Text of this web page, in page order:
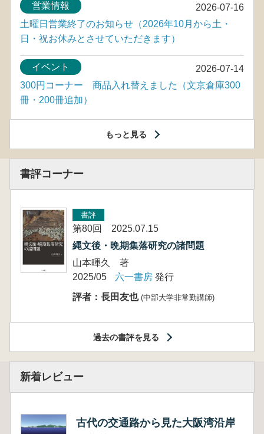
2026-07-16
営業情報
土曜日営業終了のお知らせ（2026年10月から土・
日・祝お休みとさせていただきます）
2026-07-14
イベント
300円コーナー 商品入れ替えました（文京倉庫300
冊・200冊追加）
もっと見る
書評コーナー
書評
第80回 2025.07.15
縄文後・晩期集落研究の諸問題
山本暉久 著
2025/05
六一書房 発行
評者：長田友也 (中部大学非常勤講師)
過去の書評を見る
新着レビュー
古代の交通路から見た大阪湾沿岸